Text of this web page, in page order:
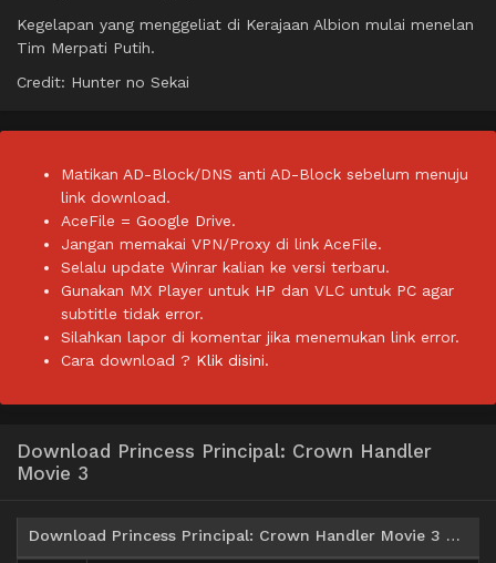
Kegelapan yang menggeliat di Kerajaan Albion mulai menelan
Tim Merpati Putih.
Credit: Hunter no Sekai
Matikan AD-Block/DNS anti AD-Block sebelum menuju
link download.
AceFile = Google Drive.
Jangan memakai VPN/Proxy di link AceFile.
Selalu update Winrar kalian ke versi terbaru.
Gunakan MX Player untuk HP dan VLC untuk PC agar
subtitle tidak error.
Silahkan lapor di komentar jika menemukan link error.
Cara download ? Klik disini.
Download Princess Principal: Crown Handler
Movie 3
Download Princess Principal: Crown Handler Movie 3 Subtitle Indonesia